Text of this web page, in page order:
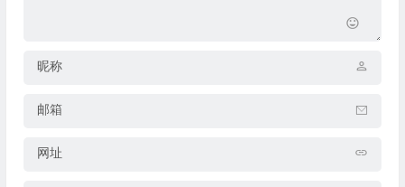
昵称
邮箱
网址